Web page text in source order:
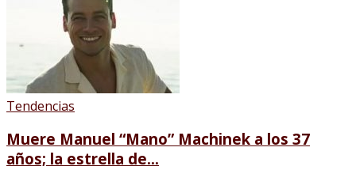
Tendencias
Muere Manuel “Mano” Machinek a los 37
años; la estrella de...